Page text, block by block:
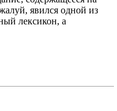
явился одной из
лексикон, а